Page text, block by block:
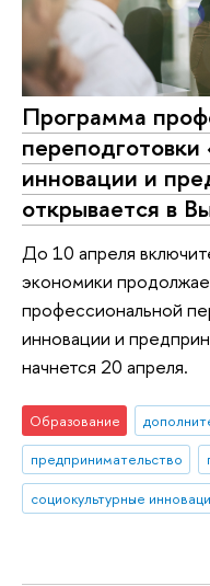
Программа
инновации и
открывается в
До 10 апреля
экономики
профессиональной
инновации и
начнется 20 апреля.
Образование
предпринимательство
социокультурные